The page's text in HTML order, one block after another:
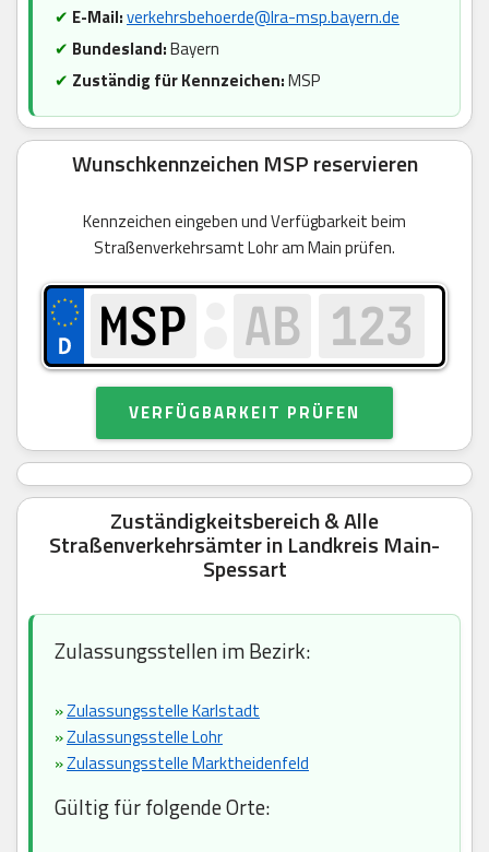
✔ E-Mail:verkehrsbehoerde@lra-msp.bayern.de
✔ Bundesland:Bayern
✔ Zuständig für Kennzeichen:MSP
Wunschkennzeichen MSP reservieren
Kennzeichen eingeben und Verfügbarkeit beim
Straßenverkehrsamt Lohr am Main prüfen.
VERFÜGBARKEIT PRÜFEN
Zuständigkeitsbereich & Alle
Straßenverkehrsämter in Landkreis Main-
Spessart
Zulassungsstellen im Bezirk:
»Zulassungsstelle Karlstadt
»Zulassungsstelle Lohr
»Zulassungsstelle Marktheidenfeld
Gültig für folgende Orte: